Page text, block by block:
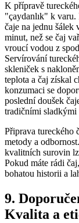
K přípravě
"çaydanlık" k
čaje na jednu šálek
minut, než se čaj
vroucí vodou z
Servírování
skleniček s
teplota a čaj získal
konzumaci se
poslední doušek
tradičními sladkými
Připrava tureckého
metody a
kvalitních surovin
Pokud máte rádi
bohatou historii a
9.
Kvalita a